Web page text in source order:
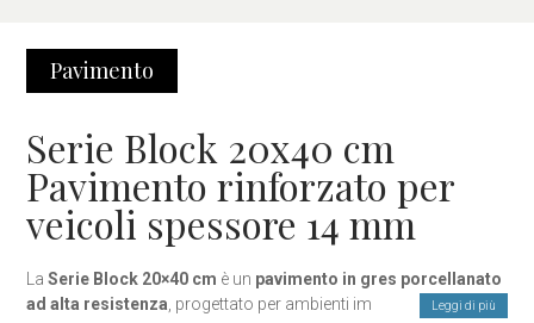
Pavimento
Serie Block 20x40 cm
Pavimento rinforzato per
veicoli spessore 14 mm
LaSerie Block 20×40 cm è un pavimento in gres porcellanato
ad alta resistenza, progettato per ambienti impegnativi come
Leggi di più